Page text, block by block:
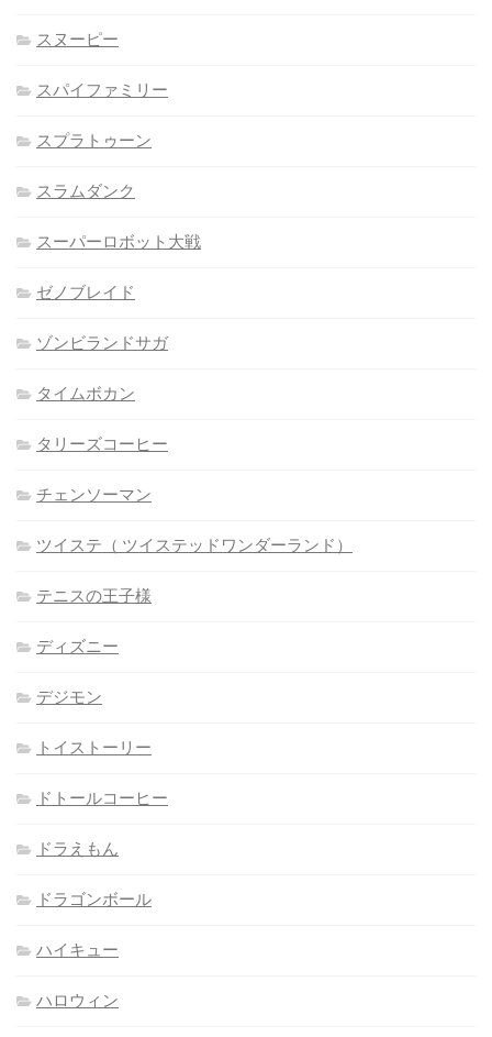
スヌーピー
スパイファミリー
スプラトゥーン
スラムダンク
スーパーロボット大戦
ゼノブレイド
ゾンビランドサガ
タイムボカン
タリーズコーヒー
チェンソーマン
ツイステ（ ツイステッドワンダーランド）
テニスの王子様
ディズニー
デジモン
トイストーリー
ドトールコーヒー
ドラえもん
ドラゴンボール
ハイキュー
ハロウィン